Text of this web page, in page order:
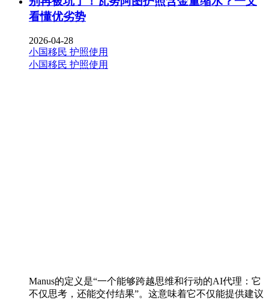
看懂优劣势
2026-04-28
小国移民 护照使用
小国移民 护照使用
Manus的定义是“一个能够跨越思维和行动的AI代理：它
不仅思考，还能交付结果”‌。这意味着它不仅能提供建议